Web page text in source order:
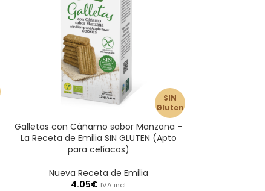
Galletas con Cáñamo sabor Manzana –
La Receta de Emilia SIN GLUTEN (Apto
para celíacos)
Nueva Receta de Emilia
4.05€ IVA incl.
SIN
Gluten